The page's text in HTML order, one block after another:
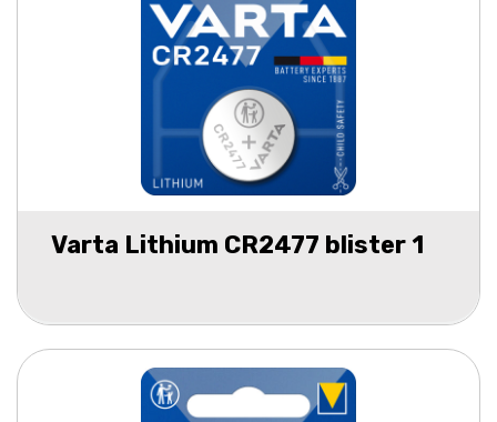
Varta Lithium CR2477 blister 1